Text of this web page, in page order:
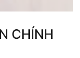
CHÍNH